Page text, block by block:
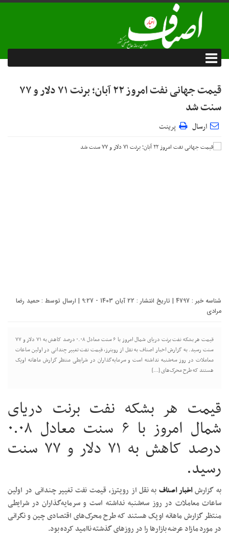
قیمت جهانی نفت امروز ۲۲ آبان؛ برنت ۷۱ دلار و ۷۷
سنت شد
ارسال پرینت
شناسه خبر : 4797 | تاریخ انتشار : 22 آبان 1403 - 9:27 | ارسال توسط :
حمید رضا
مرادی
قیمت هر بشکه نفت برنت دریای شمال امروز با ۶ سنت معادل ۰.۰۸ درصد کاهش به ۷۱ دلار و ۷۷
سنت رسید. به گزارش اخبار اصناف به نقل از رویترز، قیمت نفت تغییر چندانی در اولین ساعات
معاملات در روز سه‌شنبه نداشته است و سرمایه‌گذاران در شرایطی منتظر گزارش ماهانه اوپک
هستند که طرح محرک‌های […]
قیمت هر بشکه نفت برنت دریای
شمال امروز با ۶ سنت معادل ۰.۰۸
درصد کاهش به ۷۱ دلار و ۷۷ سنت
رسید.
به گزارشاخبار اصناف به نقل از رویترز، قیمت نفت تغییر چندانی در اولین
ساعات معاملات در روز سه‌شنبه نداشته است و سرمایه‌گذاران در شرایطی
منتظر گزارش ماهانه اوپک هستند که طرح محرک‌های اقتصادی چین و نگرانی
در مورد مازاد عرضه بازارها را در روزهای گذشته ناامید کرده بود.